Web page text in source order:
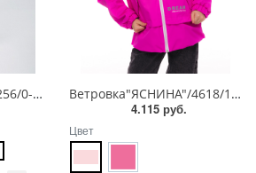
Ветровка"ЭЛИНА"/9256/0-24wb-1
Ветровка"ЯСНИНА"/4618/1-24wb-1
4.115 руб.
Цвет